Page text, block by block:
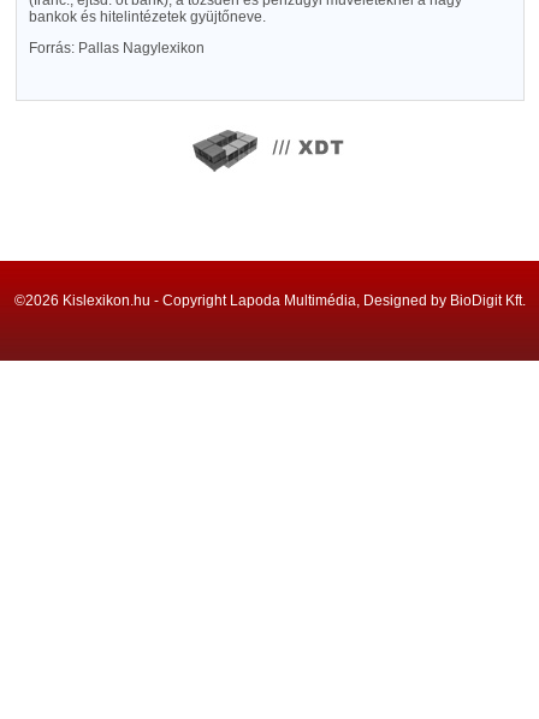
bankok és hitelintézetek gyüjtőneve.
Forrás: Pallas Nagylexikon
©2026 Kislexikon.hu - Copyright Lapoda Multimédia, Designed by BioDigit Kft.